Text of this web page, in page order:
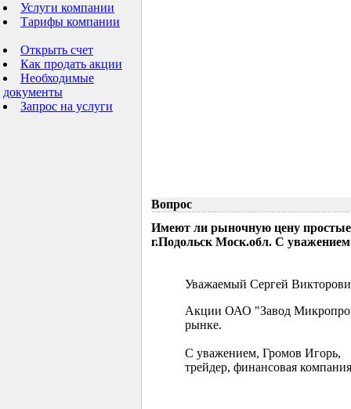
Услуги компании
Тарифы компании
Открыть счет
Как продать акции
Необходимые
документы
Запрос на услуги
Вопрос
Имеют ли рыночную цену
г.Подольск Моск.обл. С
Уважаемый Сергей
Акции ОАО "Завод
рынке.
С уважением, Громов Игорь,
трейдер, финансовая